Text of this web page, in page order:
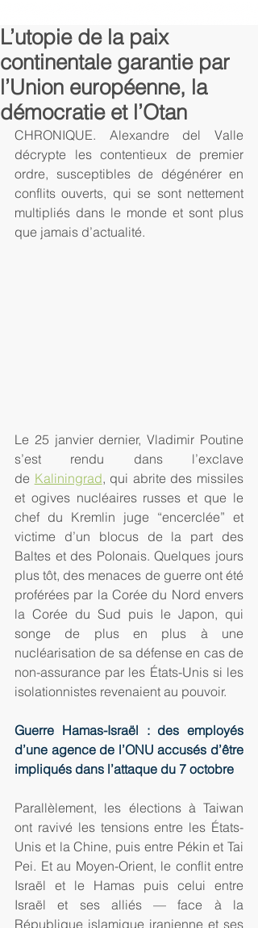
L’utopie de la paix
continentale garantie par
l’Union européenne, la
démocratie et l’Otan
CHRONIQUE. Alexandre del Valle
décrypte les contentieux de premier
ordre, susceptibles de dégénérer en
conflits ouverts, qui se sont nettement
multipliés dans le monde et sont plus
que jamais d’actualité.
Le 25 janvier dernier, Vladimir Poutine
s’est rendu dans l’exclave
de Kaliningrad, qui abrite des missiles
et ogives nucléaires russes et que le
chef du Kremlin juge “encerclée” et
victime d’un blocus de la part des
Baltes et des Polonais. Quelques jours
plus tôt, des menaces de guerre ont été
proférées par la Corée du Nord envers
la Corée du Sud puis le Japon, qui
songe de plus en plus à une
nucléarisation de sa défense en cas de
non-assurance par les États-Unis si les
isolationnistes revenaient au pouvoir.
Guerre Hamas-Israël : des employés
d’une agence de l’ONU accusés d’être
impliqués dans l’attaque du 7 octobre
Parallèlement, les élections à Taiwan
ont ravivé les tensions entre les États-
Unis et la Chine, puis entre Pékin et Tai
Pei. Et au Moyen-Orient, le conflit entre
Israël et le Hamas puis celui entre
Israël et ses alliés — face à la
République islamique iranienne et ses